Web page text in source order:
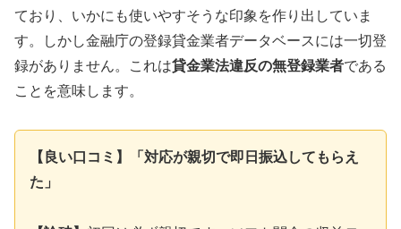
ており、いかにも使いやすそうな印象を作り出していま
す。しかし金融庁の登録貸金業者データベースには一切登
録がありません。これは貸金業法違反の無登録業者である
ことを意味します。
【良い口コミ】「対応が親切で即日振込してもらえ
た」